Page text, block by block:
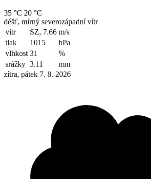
35 °C 20 °C
déšť, mírný severozápadní vítr
vítr
SZ, 7.66 m/s
tlak
1015
hPa
vlhkost 31
%
srážky 3.11
mm
zítra, pátek 7. 8. 2026